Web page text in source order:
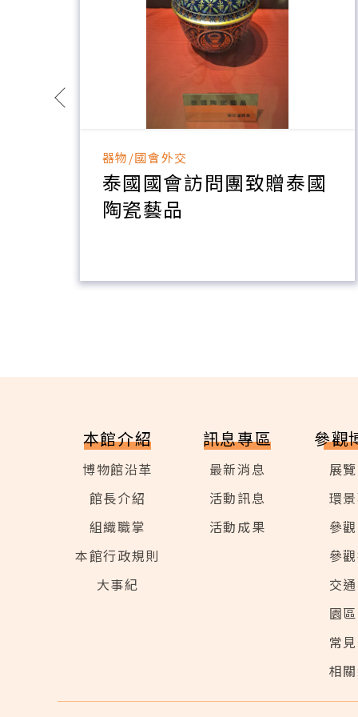
器物/國會外交
泰國國會訪問團致贈泰國
陶瓷藝品
本館介紹
博物館沿革
館長介紹
組織職掌
本館行政規則
大事紀
訊息專區
最新消息
活動訊息
活動成果
參觀
展
環
參
參
交
園
常
相